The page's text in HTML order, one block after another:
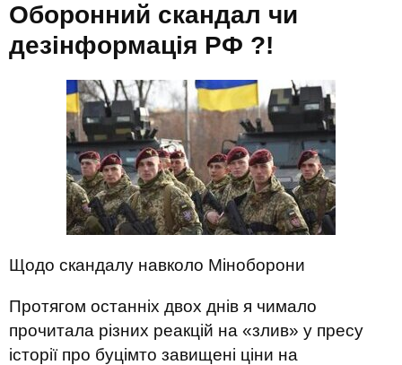
Оборонний скандал чи
дезінформація РФ ?!
Щодо скандалу навколо Міноборони
Протягом останніх двох днів я чимало
прочитала різних реакцій на «злив» у пресу
історії про буцімто завищені ціни на